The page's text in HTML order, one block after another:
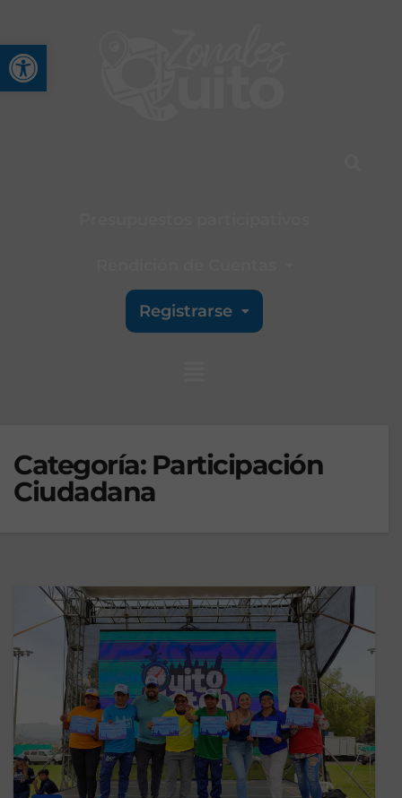
Abrir barra de
Registrarse
Categoría: Participación
Ciudadana